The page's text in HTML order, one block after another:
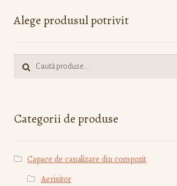
Alege produsul potrivit
Caută:
Categorii de produse
Capace de canalizare din compozit
Aerisitor